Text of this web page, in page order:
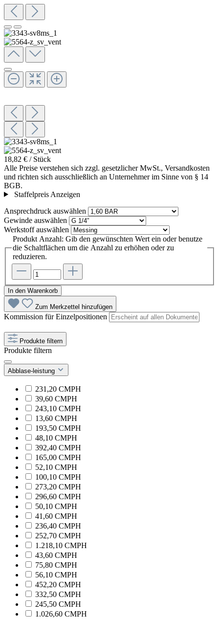
18,82 € / Stück
Alle Preise verstehen sich zzgl. gesetzlicher MwSt., Versandkosten
und richten sich ausschließlich an Unternehmer im Sinne von § 14
BGB.
Staffelpreis Anzeigen
Ansprechdruck auswählen
Gewinde auswählen
Werkstoffauswählen
Produkt Anzahl: Gib den gewünschten Wert ein oder benutze
die Schaltflächen um die Anzahl zu erhöhen oder zu
reduzieren.
In den Warenkorb
Zum Merkzettel hinzufügen
Kommission für Einzelpositionen
Produkte filtern
Produkte filtern
Abblase-leistung
231,20 CMPH
39,60 CMPH
243,10 CMPH
13,60 CMPH
193,50 CMPH
48,10 CMPH
392,40 CMPH
165,00 CMPH
52,10 CMPH
100,10 CMPH
273,20 CMPH
296,60 CMPH
50,10 CMPH
41,60 CMPH
236,40 CMPH
252,70 CMPH
1.218,10 CMPH
43,60 CMPH
75,80 CMPH
56,10 CMPH
452,20 CMPH
332,50 CMPH
245,50 CMPH
1.026,60 CMPH